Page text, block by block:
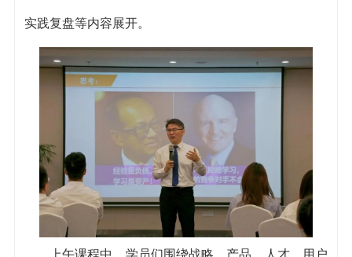
实践复盘等内容展开。
上午课程中，学员们围绕战略、产品、人才、用户